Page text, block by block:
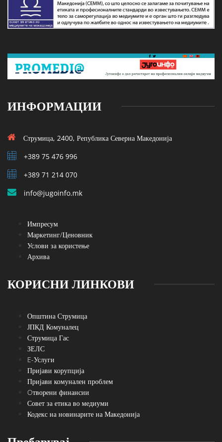
ИНФОРМАЦИИ
Струмица, 2400, Република Северна Македонија
+389 75 476 996
+389 71 214 070
info@jugoinfo.mk
Импресум
Маркетинг/Ценовник
Услови за користење
Архива
КОРИСНИ ЛИНКОВИ
Општина Струмица
ЈПКД Комуналец
Струмица Гас
ЗЕЛС
E-Услуги
Пријави корупција
Пријави комунален проблем
Oтворени финансии
Совет за етика во медиуми
Кодекс на новинарите на Македонија